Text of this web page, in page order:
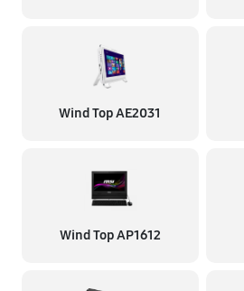
Wind Top AE2031
Wind Top AP1612